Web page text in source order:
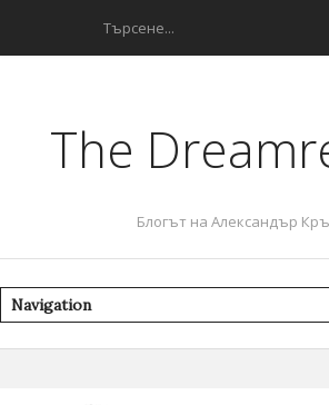
The
Блогът на Александър